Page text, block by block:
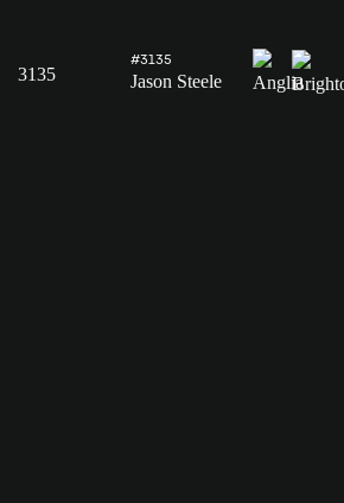
3135
#3135
Jason Steele